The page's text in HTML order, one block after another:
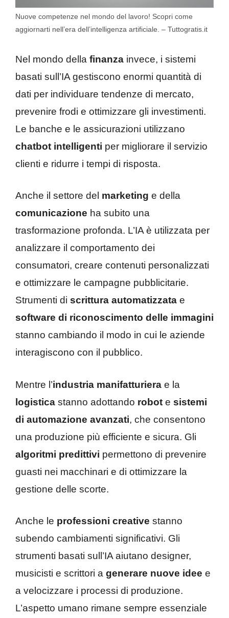
Nuove competenze nel mondo del lavoro! Scopri come
aggiornarti nell’era dell’intelligenza artificiale. – Tuttogratis.it
Nel mondo della finanza invece, i sistemi
basati sull’IA gestiscono enormi quantità di
dati per individuare tendenze di mercato,
prevenire frodi e ottimizzare gli investimenti.
Le banche e le assicurazioni utilizzano
chatbot intelligenti per migliorare il servizio
clienti e ridurre i tempi di risposta.
Anche il settore del marketing e della
comunicazione ha subito una
trasformazione profonda. L’IA è utilizzata per
analizzare il comportamento dei
consumatori, creare contenuti personalizzati
e ottimizzare le campagne pubblicitarie.
Strumenti di scrittura automatizzata e
software di riconoscimento delle immagini
stanno cambiando il modo in cui le aziende
interagiscono con il pubblico.
Mentre l’industria manifatturiera e la
logistica stanno adottando robot e sistemi
di automazione avanzati, che consentono
una produzione più efficiente e sicura. Gli
algoritmi predittivi permettono di prevenire
guasti nei macchinari e di ottimizzare la
gestione delle scorte.
Anche le professioni creative stanno
subendo cambiamenti significativi. Gli
strumenti basati sull’IA aiutano designer,
musicisti e scrittori a generare nuove idee e
a velocizzare i processi di produzione.
L’aspetto umano rimane sempre essenziale